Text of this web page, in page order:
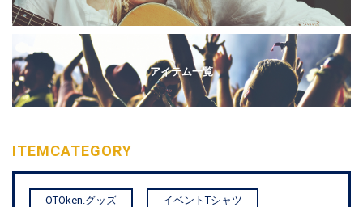
アイテム一覧
ITEMCATEGORY
OTOken.グッズ イベントTシャツ